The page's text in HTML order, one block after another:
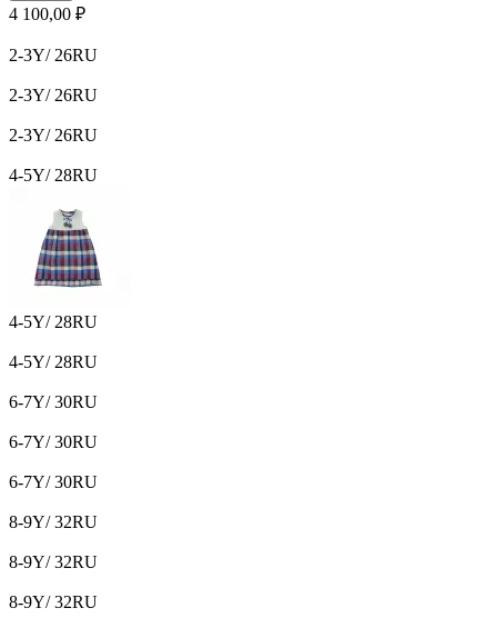
4 100,00 ₽
2-3Y/ 26RU
2-3Y/ 26RU
2-3Y/ 26RU
4-5Y/ 28RU
4-5Y/ 28RU
4-5Y/ 28RU
6-7Y/ 30RU
6-7Y/ 30RU
6-7Y/ 30RU
8-9Y/ 32RU
8-9Y/ 32RU
8-9Y/ 32RU